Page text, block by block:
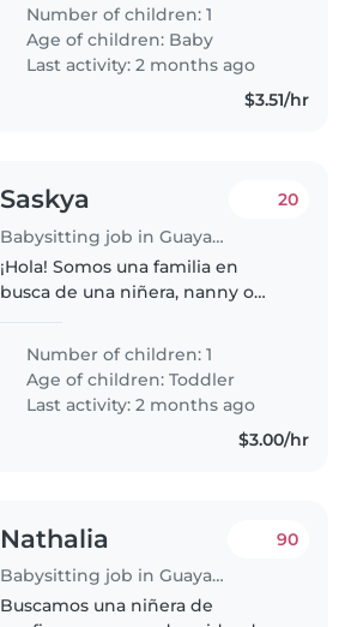
disponible por las noches para
las reuniones que tenemos,..
Number of children: 1
Age of children: Baby
Last activity: 2 months ago
$3.51/hr
Saskya
Babysitting job in Guayaquil
20
¡Hola! Somos una familia en
busca de una niñera, nanny o
amigable y muy divertido.
Necesitamos a alguien cómodo/a
con cocinar,..
Number of children: 1
Age of children:Toddler
Last activity: 2 months ago
$3.00/hr
Nathalia
Babysitting job in Guayaquil
90
Buscamos una niñera de